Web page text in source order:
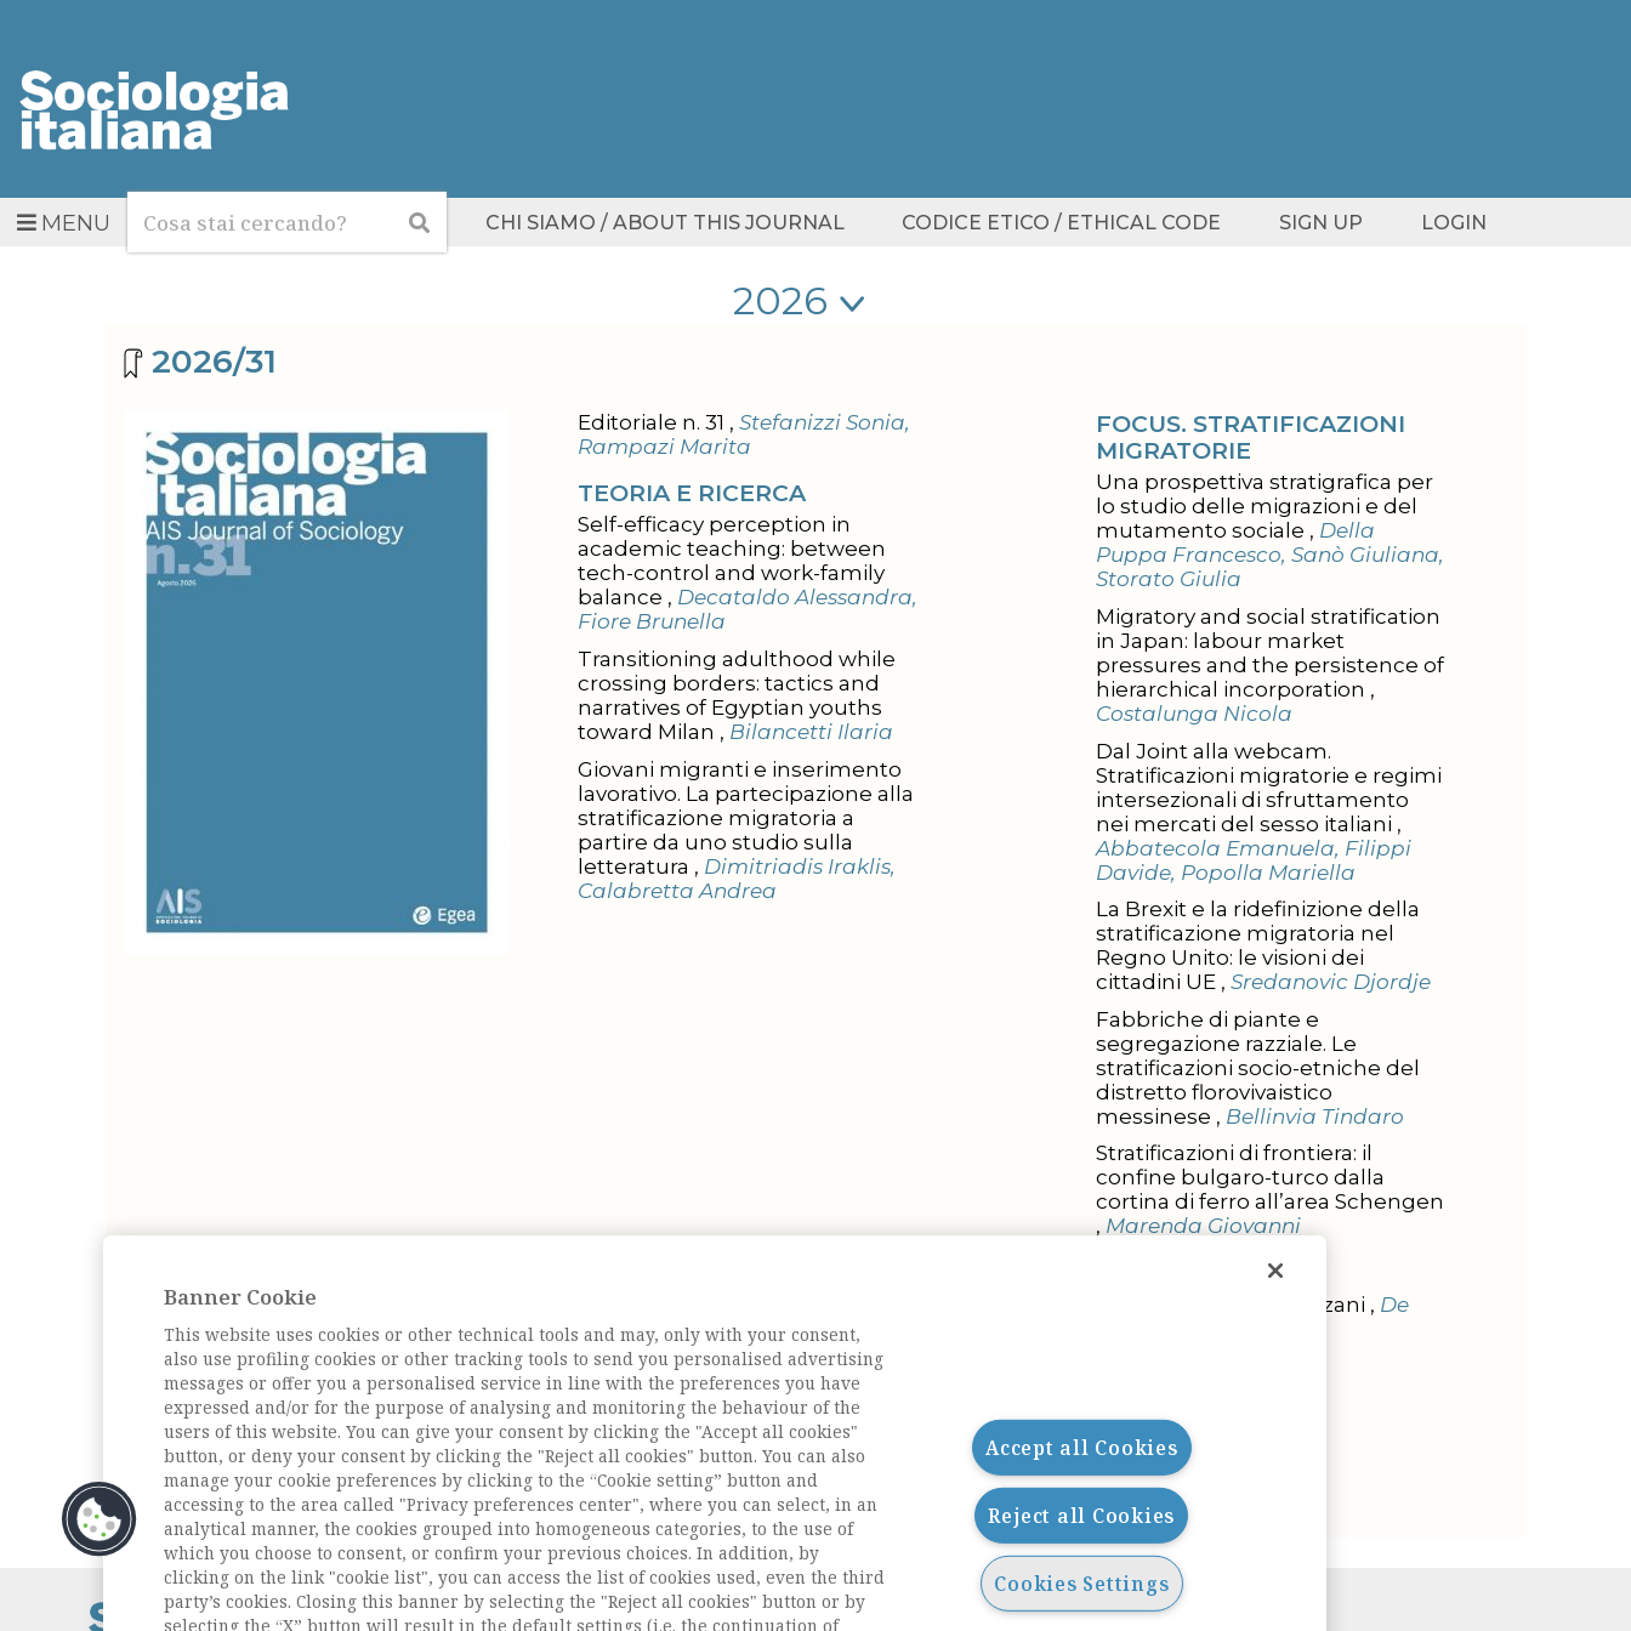
MENUCerca Cerca CHI SIAMO / ABOUT THIS JOURNAL CODICE ETICO / ETHICAL CODE SIGN UP LOGIN
Seleziona anno
2026/31
Editoriale n. 31 , Stefanizzi Sonia,
Rampazi Marita
TEORIA E RICERCA
Self-efficacy perception in
academic teaching: between
tech-control and work-family
balance , Decataldo Alessandra,
Fiore Brunella
Transitioning adulthood while
crossing borders: tactics and
narratives of Egyptian youths
toward Milan , Bilancetti Ilaria
Giovani migranti e inserimento
lavorativo. La partecipazione alla
stratificazione migratoria a
partire da uno studio sulla
letteratura , Dimitriadis Iraklis,
Calabretta Andrea
FOCUS. STRATIFICAZIONI
MIGRATORIE
Una prospettiva stratigrafica per
lo studio delle migrazioni e del
mutamento sociale , Della
Puppa Francesco, Sanò Giuliana,
Storato Giulia
Migratory and social stratification
in Japan: labour market
pressures and the persistence of
hierarchical incorporation ,
Costalunga Nicola
Dal Joint alla webcam.
Stratificazioni migratorie e regimi
intersezionali di sfruttamento
nei mercati del sesso italiani ,
Abbatecola Emanuela, Filippi
Davide, Popolla Mariella
La Brexit e la ridefinizione della
stratificazione migratoria nel
Regno Unito: le visioni dei
cittadini UE ,Sredanovic Djordje
Fabbriche di piante e
segregazione razziale. Le
stratificazioni socio-etniche del
distretto florovivaistico
messinese , Bellinvia Tindaro
Stratificazioni di frontiera: il
confine bulgaro-turco dalla
cortina di ferro all’area Schengen
, Marenda Giovanni
Intervista a Ada Cavazzani , De
Contatti / Contacts
Banner Cookie
This website uses cookies or other technical tools and may, only with your consent,
also use profiling cookies or other tracking tools to send you personalised advertising
messages or offer you a personalised service in line with the preferences you have
expressed and/or for the purpose of analysing and monitoring the behaviour of the
users of this website. You can give your consent by clicking the "Accept all cookies"
button, or deny your consent by clicking the "Reject all cookies" button. You can also
manage your cookie preferences by clicking to the “Cookie setting” button and
accessing to the area called "Privacy preferences center", where you can select, in an
analytical manner, the cookies grouped into homogeneous categories, to the use of
which you choose to consent, or confirm your previous choices. In addition, by
clicking on the link "cookie list", you can access the list of cookies used, even the third
party’s cookies. Closing this banner by selecting the "Reject all cookies" button or by
selecting the “X” button will result in the default settings (i.e. the continuation of
Accept all Cookies
Reject all Cookies
Cookies Settings